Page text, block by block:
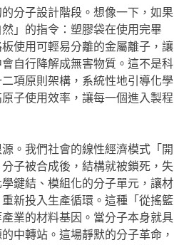
分子設計階段。想像一下，如果
」的指令：塑膠袋在使用完畢
使用可輕易分離的金屬離子，讓
自行降解成無害物質。這不是科
項原則架構，系統性地引導化學
子使用效率，讓每一個進入製程
。我們社會的線性經濟模式「開
子被合成後，結構就被鎖死，失
鍵結、模組化的分子單元，讓材
新投入生產循環。這種「從搖籃
業的材料基因。當分子本身就具
中轉站。這場靜默的分子革命，